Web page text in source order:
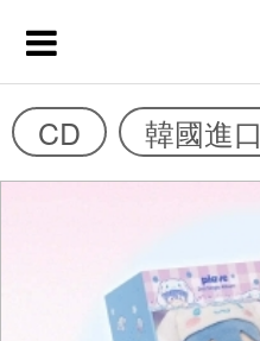
CD 韓國進口